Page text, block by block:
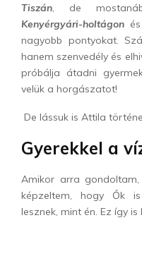
Tiszán, de
Kenyérgyári-holtágon
nagyobb pontyokat.
hanem szenvedély és
próbálja átadni
velük a horgászatot!
De lássuk is Attila
Gyerekkel a
Amikor arra
képzeltem, hogy Ők
lesznek, mint én. Ez így is